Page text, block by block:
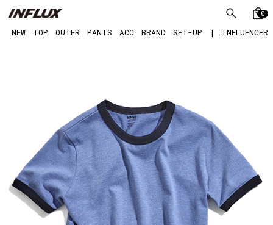
0
NEW TOP OUTER PANTS ACC BRAND SET-UP | INFLUENCER